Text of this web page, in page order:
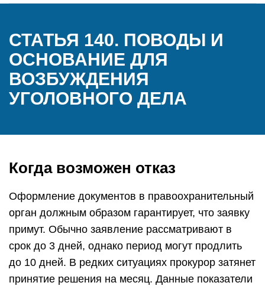
СТАТЬЯ 140. ПОВОДЫ И
ОСНОВАНИЕ ДЛЯ
ВОЗБУЖДЕНИЯ
УГОЛОВНОГО ДЕЛА
Когда возможен отказ
Оформление документов в правоохранительный
орган должным образом гарантирует, что заявку
примут. Обычно заявление рассматривают в
срок до 3 дней, однако период могут продлить
до 10 дней. В редких ситуациях прокурор затянет
принятие решения на месяц. Данные показатели